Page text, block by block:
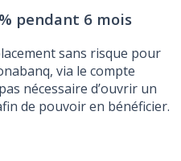
pendant 6 mois
sans risque pour
via le compte
nécessaire d’ouvrir un
de pouvoir en bénéficier.